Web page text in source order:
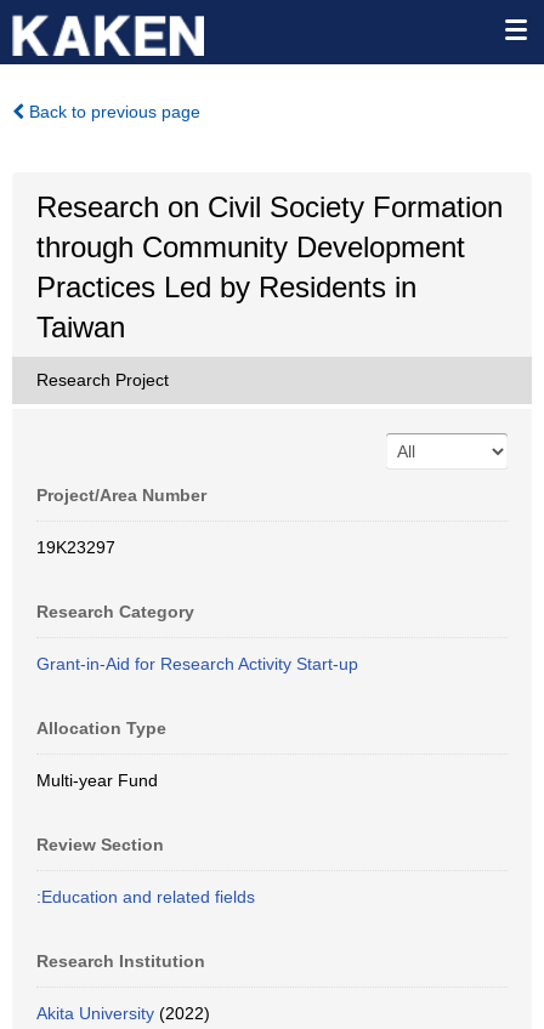
Back to previous page
Research on Civil Society Formation
through Community Development
Practices Led by Residents in
Taiwan
Research Project
Project/Area Number
19K23297
Research Category
Grant-in-Aid for Research Activity Start-up
Allocation Type
Multi-year Fund
Review Section
:Education and related fields
Research Institution
Akita University (2022)